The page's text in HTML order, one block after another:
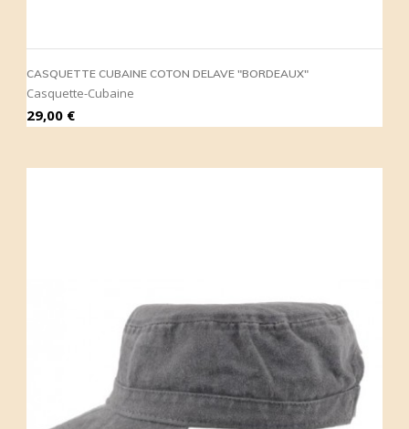
CASQUETTE CUBAINE COTON DELAVE "BORDEAUX"
Casquette-Cubaine
Prix
29,00 €